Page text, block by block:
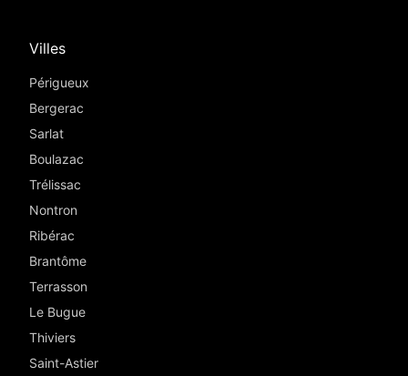
Villes
Périgueux
Bergerac
Sarlat
Boulazac
Trélissac
Nontron
Ribérac
Brantôme
Terrasson
Le Bugue
Thiviers
Saint-Astier